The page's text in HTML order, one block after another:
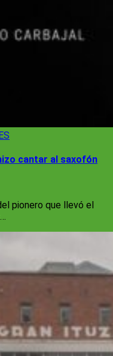
cantar al saxofón
pionero que llevó el